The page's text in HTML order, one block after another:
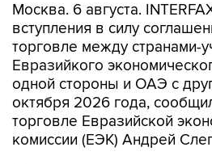
Москва. 6 августа.
вступления в силу
торговле между странами-
Евразийкого
одной стороны и ОАЭ с
октября 2026 года,
торговле Евразийской
комиссии (ЕЭК) Андрей